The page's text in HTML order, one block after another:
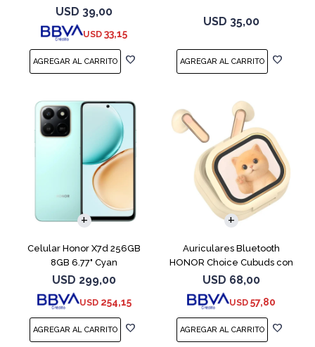
USD 39,00
USD 33,15
USD 35,00
Celular Honor X7d 256GB
8GB 6.77" Cyan
USD 299,00
USD 254,15
COMPARAR
Auriculares Bluetooth
HONOR Choice Cubuds con
Pantalla Beige
USD 68,00
USD 57,80